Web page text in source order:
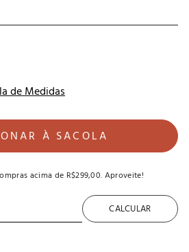
de Medidas
À SACOLA
acima de R$299,00. Aproveite!
CALCULAR